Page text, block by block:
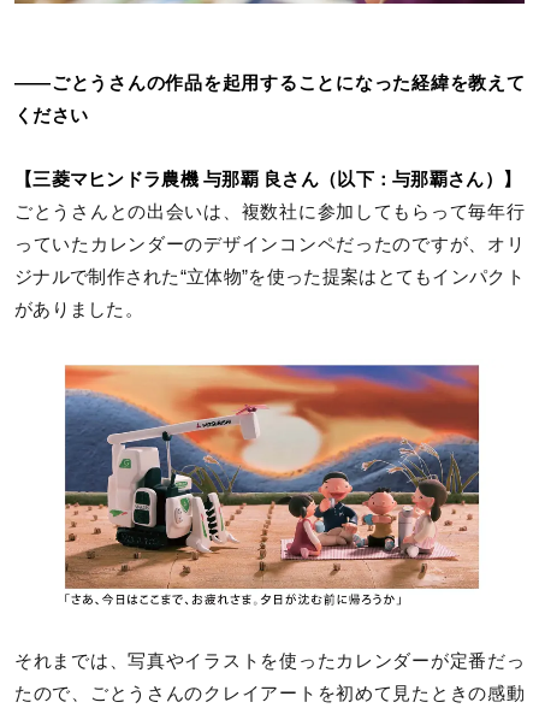
――ごとうさんの作品を起用することになった経緯を教えて
ください
【三菱マヒンドラ農機 与那覇 良さん（以下：与那覇さん）】
ごとうさんとの出会いは、複数社に参加してもらって毎年行
っていたカレンダーのデザインコンペだったのですが、オリ
ジナルで制作された“立体物”を使った提案はとてもインパクト
がありました。
それまでは、写真やイラストを使ったカレンダーが定番だっ
たので、ごとうさんのクレイアートを初めて見たときの感動